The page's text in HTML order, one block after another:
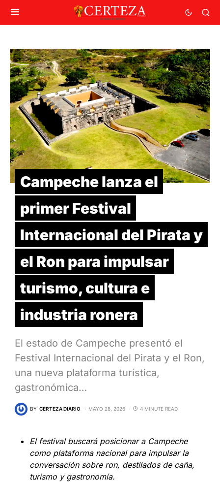
Campeche lanza el
primer Festival
Internacional del Pirata y
el Ron para impulsar
turismo, cultura e
industria ronera
El estado de Campeche presentó el
Festival Internacional del Pirata y el Ron,
una nueva plataforma turística,
gastronómica…
BY CERTEZA DIARIO MAYO 28, 2026 4 MINUTE READ
El festival buscará posicionar a Campeche
como plataforma nacional para impulsar la
conversación sobre ron, destilados de caña,
turismo y gastronomía.